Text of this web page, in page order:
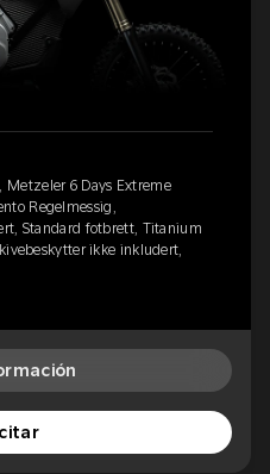
Metzeler 6 Days Extreme
Regelmessig,
Standard fotbrett, Titanium
ikke inkludert,